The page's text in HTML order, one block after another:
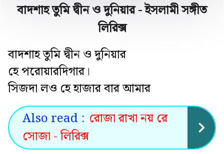
বাদশাহ তুমি দ্বীন ও দুনিয়ার - ইসলামী সঙ্গীত
লিরিক্স
বাদশাহ তুমি দ্বীন ও দুনিয়ার
হে পরোয়ারদিগার।
সিজদা লও হে হাজার বার আমার
Also read : রোজা রাখা নয় রে
সোজা - লিরিক্স